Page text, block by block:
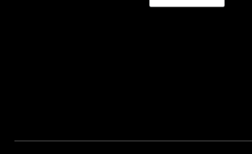
Weglot überwindet